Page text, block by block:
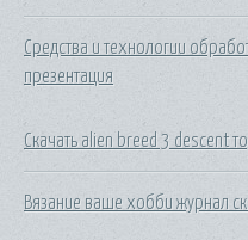
Средства и технологии
презентация
Скачать alien breed 3 descent
Вязание ваше хобби журнал